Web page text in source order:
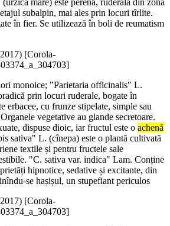
mare) este perenă, ruderală din zona
subalpin, mai ales prin locuri tîrlite.
în fier. Se utilizează în boli de reumatism
2017) [Corola-
monoice; "Parietaria offlcinalis" L.
prin locuri ruderale, bogate în
erbacee, cu frunze stipelate, simple sau
vegetative au glande secretoare.
dispuse dioic, iar fructul este o achenă
sativa" L. (cînepa) este o plantă cultivată
textile și pentru fructele sale
"C. sativa var. indica" Lam. Conține
hipnotice, sedative și excitante, din
se hașișul, un stupefiant periculos
2017) [Corola-